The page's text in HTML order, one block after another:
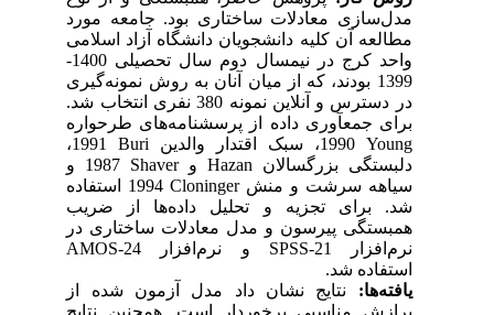
مدل‌سازی معادلات ساختاری بود. جامعه مورد
مطالعه آن کلیه دانشجویان دانشگاه آزاد اسلامی
واحد کرج در نیمسال دوم سال تحصیلی
1400-
1399 بودند، که از میان آنان به روش نمونه‌گیری
در دسترس و آنلاین نمونه 380 نفری انتخاب شد.
برای جمع­آوری داده از پرسشنامه­‌های طرحواره
Young 1990، سبک اقتدار والدین Buri
1991،
دلبستگی بزرگسالانHazanوShaver
1987 و
سیاهه سرشت و منش Cloninger
1994 استفاده
شد. برای تجزیه و تحلیل داده‌ها از ضریب
همبستگی پیرسونو مدل معادلات ساختاری در
نرم افزار SPSS-21و نرم افزار
AMOS-24
ستفاده شد.
یافته­‌ها:نتایج نشان داد مدل آزمون شده از
برازش مناسبی برخوردار است. همچنین نتایج